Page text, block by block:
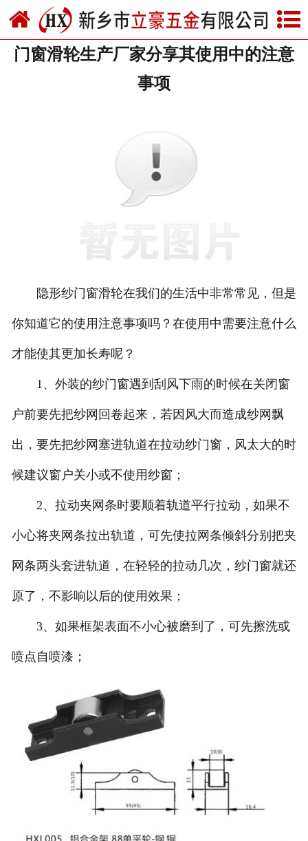
网站首页
关于我们
门窗滑轮生产厂家分享其使用中的注意
事项
隐形纱门窗滑轮在我们的生活中非常常见，但是
你知道它的使用注意事项吗？在使用中需要注意什么
才能使其更加长寿呢？
1、外装的纱门窗遇到刮风下雨的时候在关闭窗
户前要先把纱网回卷起来，若因风大而造成纱网飘
出，要先把纱网塞进轨道在拉动纱门窗，风太大的时
候建议窗户关小或不使用纱窗；
2、拉动夹网条时要顺着轨道平行拉动，如果不
小心将夹网条拉出轨道，可先使拉网条倾斜分别把夹
网条两头套进轨道，在轻轻的拉动几次，纱门窗就还
原了，不影响以后的使用效果；
3、如果框架表面不小心被磨到了，可先擦洗或
喷点自喷漆；